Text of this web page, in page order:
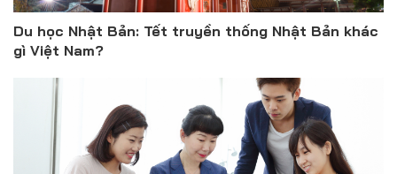
Du học Nhật Bản: Tết truyền thống Nhật Bản khác
gì Việt Nam?